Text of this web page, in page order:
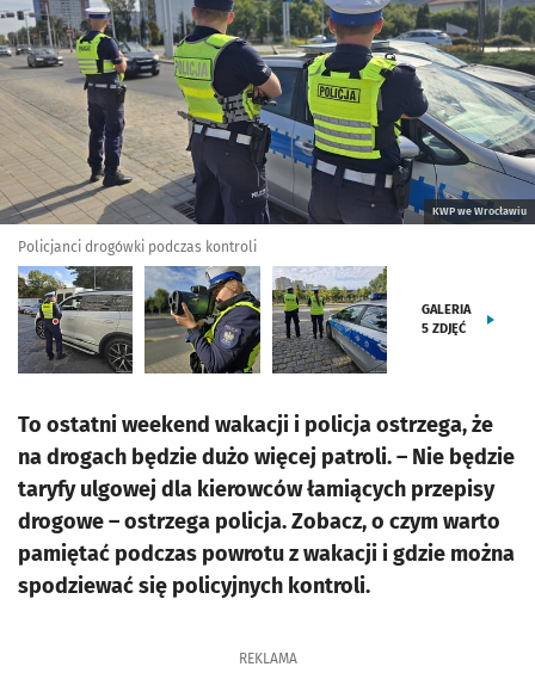
KWP we Wrocławiu
Policjanci drogówki podczas kontroli
GALERIA
5 ZDJĘĆ
To ostatni weekend wakacji i policja ostrzega, że
na drogach będzie dużo więcej patroli. – Nie będzie
taryfy ulgowej dla kierowców łamiących przepisy
drogowe – ostrzega policja. Zobacz, o czym warto
pamiętać podczas powrotu z wakacji i gdzie można
spodziewać się policyjnych kontroli.
REKLAMA